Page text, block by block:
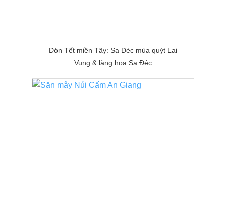
Đón Tết miền Tây: Sa Đéc mùa quýt Lai
Vung & làng hoa Sa Đéc